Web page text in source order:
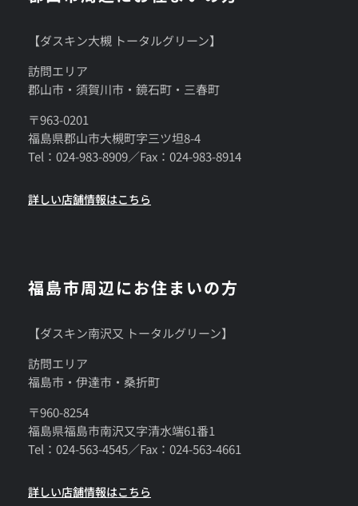
【ダスキン大槻 トータルグリーン】
訪問エリア
郡山市・須賀川市・鏡石町・三春町
〒963-0201
福島県郡山市大槻町字三ツ坦8-4
Tel：024-983-8909／Fax：024-983-8914
詳しい店舗情報はこちら
福島市周辺にお住まいの方
【ダスキン南沢又 トータルグリーン】
訪問エリア
福島市・伊達市・桑折町
〒960-8254
福島県福島市南沢又字清水端61番1
Tel：024-563-4545／Fax：024-563-4661
詳しい店舗情報はこちら